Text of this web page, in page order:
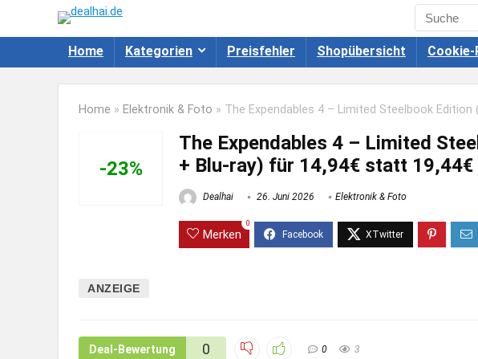
Home Kategorien Preisfehler Shopübersicht Cookie-
Home » Elektronik & Foto » The Expendables 4 – Limited Steelbook
-23%
The Expendables 4 – Limited
+ Blu-ray) für 14,94€ statt 19,44€
Dealhai 26. Juni 2026 Elektronik & Foto
Merken
0
ANZEIGE
Deal-Bewertung 0 0 3